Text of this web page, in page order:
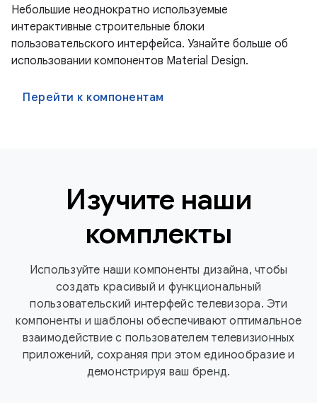
Небольшие неоднократно используемые
интерактивные строительные блоки
пользовательского интерфейса. Узнайте больше об
использовании компонентов Material Design.
Перейти к компонентам
Изучите наши
комплекты
Используйте наши компоненты дизайна, чтобы
создать красивый и функциональный
пользовательский интерфейс телевизора. Эти
компоненты и шаблоны обеспечивают оптимальное
взаимодействие с пользователем телевизионных
приложений, сохраняя при этом единообразие и
демонстрируя ваш бренд.